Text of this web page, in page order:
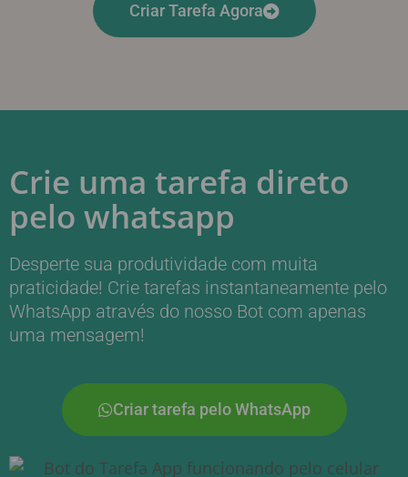
Criar Tarefa Agora
Crie uma tarefa direto
pelo whatsapp
Desperte sua produtividade com muita
praticidade! Crie tarefas instantaneamente pelo
WhatsApp através do nosso Bot com apenas
uma mensagem!
Criar tarefa pelo WhatsApp